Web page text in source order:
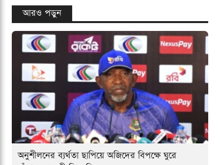
আরও পড়ুন
অনুশীলনের ব্যর্থতা ছাপিয়ে অজিদের বিপক্ষে ঘুরে